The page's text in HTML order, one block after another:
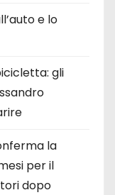
e lo
gli
la
per il
dopo